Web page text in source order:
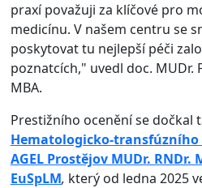
praxí považuji za klíčové pro
medicínu. V našem centru se
poskytovat tu nejlepší péči
poznatcích," uvedl doc. MUDr.
MBA.
Prestižního ocenění se dočkal
Hematologicko-transfúzního
AGEL Prostějov MUDr. RNDr.
EuSpLM, který od ledna 2025